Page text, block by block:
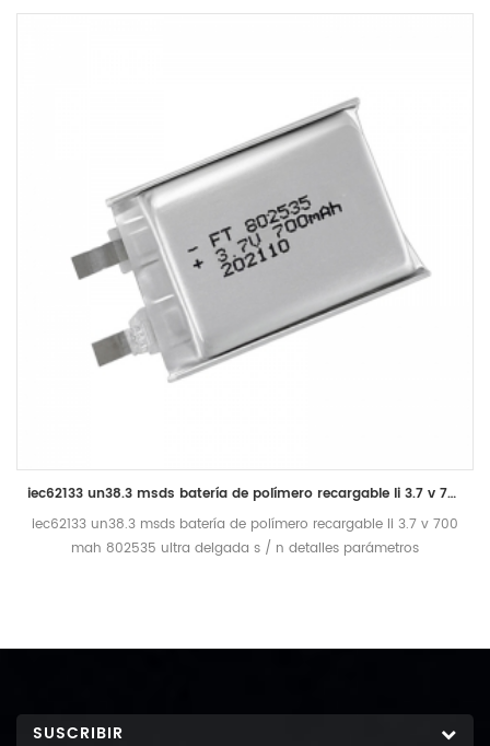
iec62133 un38.3 msds batería de polímero recargable li 3.7 v 700 mah 802535 ultra delgada
iec62133 un38.3 msds batería de polímero recargable li 3.7 v 700
mah 802535 ultra delgada s / n detalles parámetros
limitado voltaje de carga 4.20v 4 resistencia interna ≤180mΩ 5
estándar 140ma 0.2c 9 corriente de descarga máxima continuo
： 700ma 1c 10 temperatura de trabajo cargando 0 ~ 45 ℃
SUSCRIBIR